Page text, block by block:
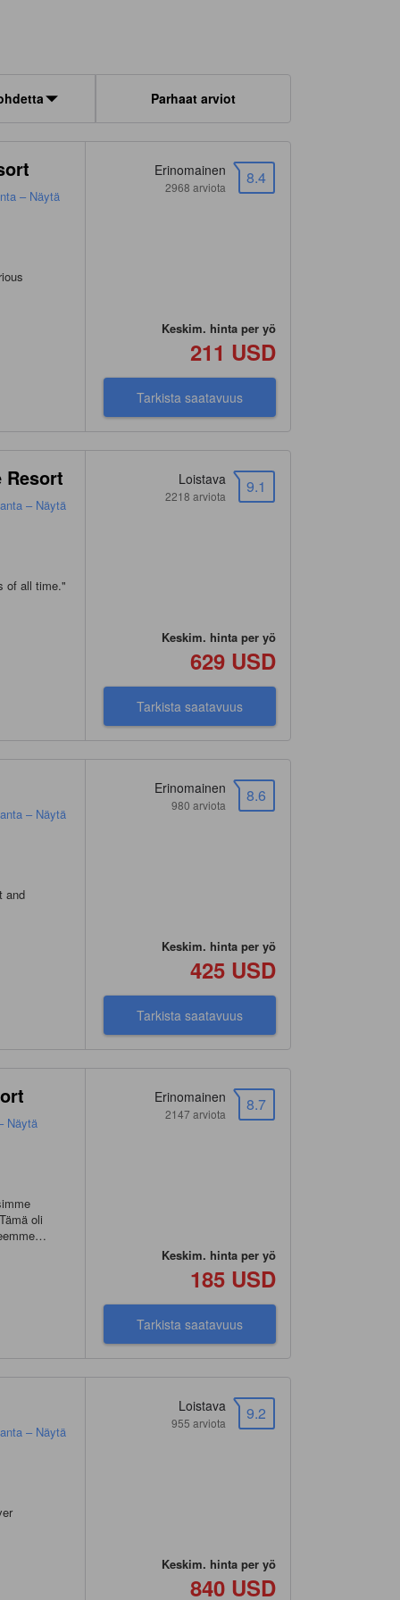
Parhaat arviot
– Näytä
8.4
Erinomainen
2968 arviota
Keskim. hinta per yö
211 USD
Tarkista saatavuus
Resort
– Näytä
of all time."
9.1
Loistava
2218 arviota
Keskim. hinta per yö
629 USD
Tarkista saatavuus
– Näytä
and
8.6
Erinomainen
980 arviota
Keskim. hinta per yö
425 USD
Tarkista saatavuus
Näytä
oli
Sekin
8.7
Erinomainen
2147 arviota
Keskim. hinta per yö
185 USD
Tarkista saatavuus
– Näytä
9.2
Loistava
955 arviota
Keskim. hinta per yö
840 USD